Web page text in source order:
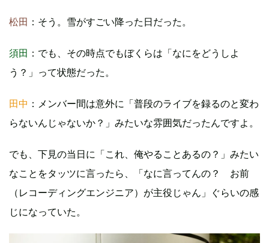
松田 ：そう。雪がすごい降った日だった。
須田 ：でも、その時点でもぼくらは「なにをどうしよ
う？」って状態だった。
田中 ：メンバー間は意外に「普段のライブを録るのと変わ
らないんじゃないか？」みたいな雰囲気だったんですよ。
でも、下見の当日に「これ、俺やることあるの？」みたい
なことをタッツに言ったら、「なに言ってんの？ お前
（レコーディングエンジニア）が主役じゃん」ぐらいの感
じになっていた。